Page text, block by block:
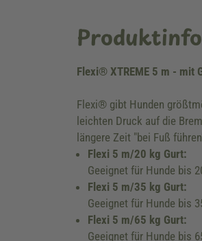
Flexi® XTREME 5 m - mit
Flexi® gibt Hunden
leichten Druck auf die
längere Zeit "bei Fuß
Flexi 5 m/20 kg Gurt:
Geeignet für Hunde bis
Flexi 5 m/35 kg Gurt:
Geeignet für Hunde bis
Flexi 5 m/65 kg Gurt:
Geeignet für Hunde bis